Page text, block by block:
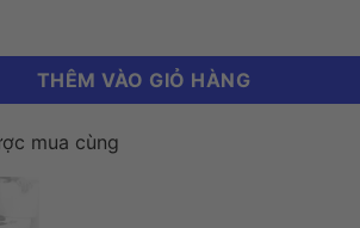
THÊM VÀO GIỎ HÀNG
mua cùng